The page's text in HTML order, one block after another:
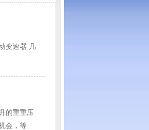
变速器 几
的重重压
会，等